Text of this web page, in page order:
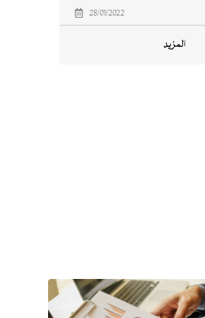
28/01/2022
المزيد